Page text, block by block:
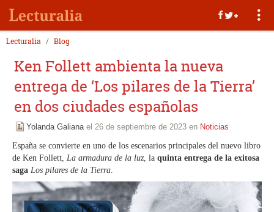
Lecturalia Blog
Ken Follett ambienta la nueva
entrega de ‘Los pilares de la Tierra’
en dos ciudades españolas
Yolanda Galianael 26 de septiembre de 2023 en Noticias
España se convierte en uno de los escenarios principales del nuevo libro
de Ken Follett, La armadura de la luz, la quinta entrega de la exitosa
saga Los pilares de la Tierra.